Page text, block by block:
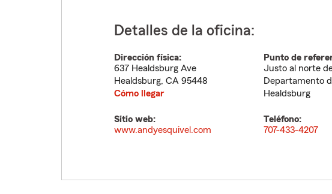
Detalles de la oficina:
Dirección física:
637 Healdsburg Ave
Healdsburg, CA 95448
Cómo llegar
Punto de
Justo al norte
Departamento
Healdsburg
Sitio web:
www.andyesquivel.com
Teléfono:
707-433-4207